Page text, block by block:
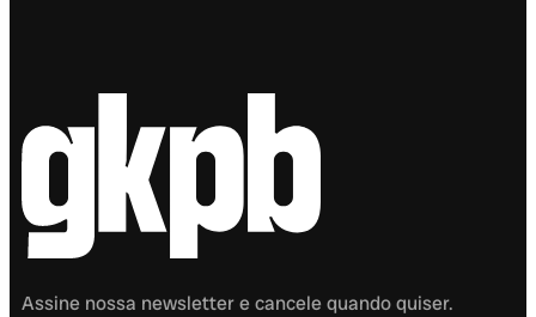
Assine nossa newsletter e cancele quando quiser.